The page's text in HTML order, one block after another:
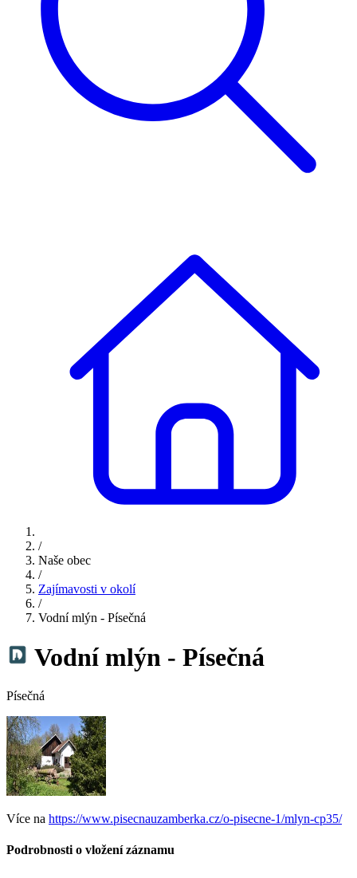
/
Naše obec
/
Zajímavosti v okolí
/
Vodní mlýn - Písečná
Vodní mlýn - Písečná
Písečná
Více na https://www.pisecnauzamberka.cz/o-pisecne-1/mlyn-cp35/
Podrobnosti o vložení záznamu